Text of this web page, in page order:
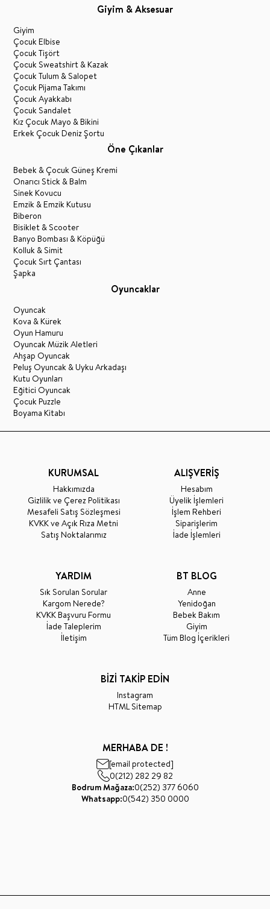
Giyim & Aksesuar
Giyim
Çocuk Elbise
Çocuk Tişört
Çocuk Sweatshirt & Kazak
Çocuk Tulum & Salopet
Çocuk Pijama Takımı
Çocuk Ayakkabı
Çocuk Sandalet
Kız Çocuk Mayo & Bikini
Erkek Çocuk Deniz Şortu
Öne Çıkanlar
Bebek & Çocuk Güneş Kremi
Onarıcı Stick & Balm
Sinek Kovucu
Emzik & Emzik Kutusu
Biberon
Bisiklet & Scooter
Banyo Bombası & Köpüğü
Kolluk & Simit
Çocuk Sırt Çantası
Şapka
Oyuncaklar
Oyuncak
Kova & Kürek
Oyun Hamuru
Oyuncak Müzik Aletleri
Ahşap Oyuncak
Peluş Oyuncak & Uyku Arkadaşı
Kutu Oyunları
Eğitici Oyuncak
Çocuk Puzzle
Boyama Kitabı
KURUMSAL
Hakkımızda
Gizlilik ve Çerez Politikası
Mesafeli Satış Sözleşmesi
KVKK ve Açık Rıza Metni
Satış Noktalarımız
ALIŞVERİŞ
Hesabım
Üyelik İşlemleri
İşlem Rehberi
Siparişlerim
İade İşlemleri
YARDIM
Sık Sorulan Sorular
Kargom Nerede?
KVKK Başvuru Formu
İade Taleplerim
İletişim
BT BLOG
Anne
Yenidoğan
Bebek Bakım
Giyim
Tüm Blog İçerikleri
BİZİ TAKİP EDİN
Instagram
HTML Sitemap
MERHABA DE !
[email protected]
0(212) 282 29 82
Bodrum Mağaza:0(252) 377 6060
Whatsapp:0(542) 350 0000